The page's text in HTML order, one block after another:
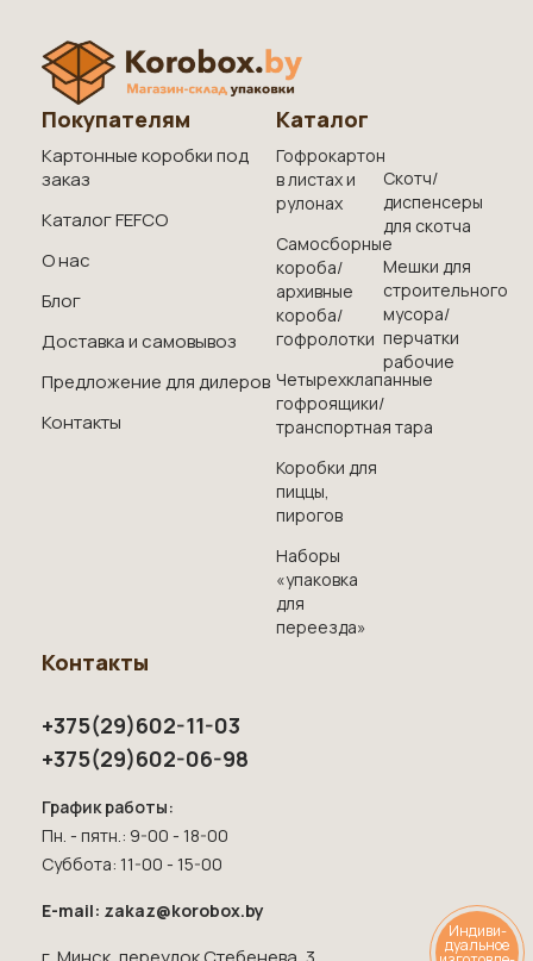
Покупателям
Картонные коробки под
заказ
Каталог FEFCO
О нас
Блог
Доставка и самовывоз
Предложение для дилеров
Контакты
Каталог
Гофрокартон
в листах и
рулонах
Самосборные
короба/
архивные
короба/
гофролотки
Четырехклапанные
гофроящики/
транспортная тара
Коробки для
пиццы,
пирогов
Наборы
«упаковка
для
переезда»
Скотч/
диспенсеры
для скотча
Мешки для
строительного
мусора/
перчатки
рабочие
Контакты
+375(29)602-11-03
+375(29)602-06-98
График работы:
Пн. - пятн.: 9-00 - 18-00
Суббота: 11-00 - 15-00
E-mail: zakaz@korobox.by
Индиви-
дуальное